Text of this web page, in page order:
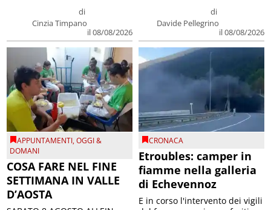
di
Cinzia Timpano
il 08/08/2026
di
Davide Pellegrino
il 08/08/2026
APPUNTAMENTI,OGGI &
DOMANI
COSA FARE NEL FINE
SETTIMANA IN VALLE
D’AOSTA
CRONACA
Etroubles: camper in
fiamme nella galleria
di Echevennoz
E in corso l'intervento dei vigili